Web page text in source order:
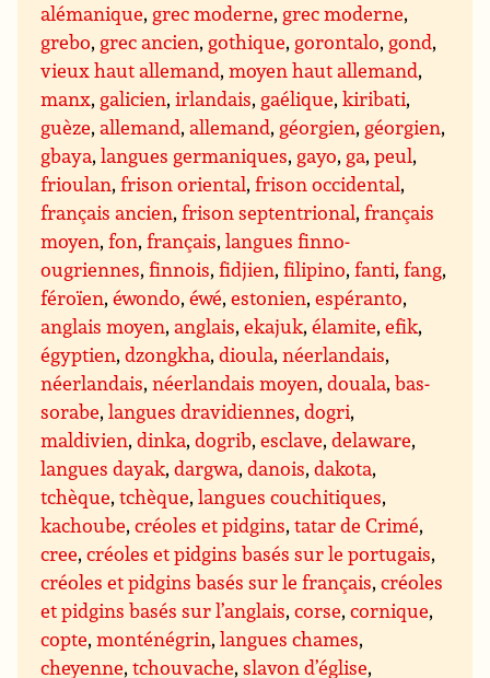
alémanique, grec moderne, grec moderne,
grebo, grec ancien, gothique, gorontalo, gond,
vieux haut allemand,moyen haut allemand,
manx, galicien,irlandais, gaélique,kiribati,
guèze,allemand,allemand, géorgien, géorgien,
gbaya,langues germaniques, gayo, ga,peul,
frioulan,frison oriental,frison occidental,
français ancien,frison septentrional,français
moyen,fon,français,langues finno-
ougriennes,finnois,fidjien,filipino,fanti,fang,
féroïen,éwondo,éwé,estonien,espéranto,
anglais moyen,anglais,ekajuk,élamite,efik,
égyptien,dzongkha,dioula,néerlandais,
néerlandais,néerlandais moyen,douala,bas-
sorabe,langues dravidiennes,dogri,
maldivien,dinka,dogrib,esclave,delaware,
langues dayak,dargwa,danois,dakota,
tchèque,tchèque,langues couchitiques,
kachoube,créoles et pidgins,tatar de Crimé,
cree,créoles et pidgins basés sur le portugais,
créoles et pidgins basés sur le français,créoles
et pidgins basés sur l’anglais,corse,cornique,
copte,monténégrin,langues chames,
cheyenne,tchouvache,slavon d’église,